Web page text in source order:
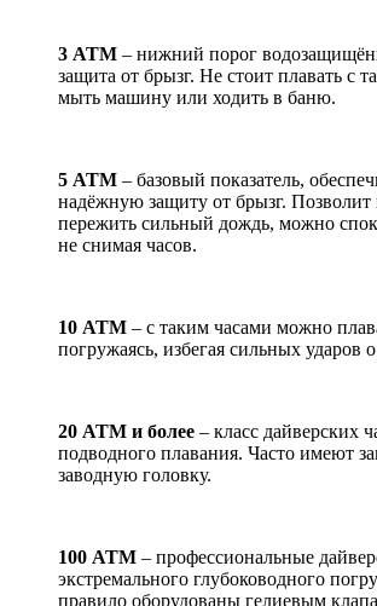
3 АТМ – нижний порог
защита от брызг. Не стоит плавать с
мыть машину или ходить в баню.
5 АТМ – базовый показатель,
надёжную защиту от брызг. Позволит
пережить сильный дождь, можно
не снимая часов.
10 АТМ – с таким часами можно
погружаясь, избегая сильных ударов
20 АТМ и более – класс дайверских
подводного плавания. Часто имеют
заводную головку.
100 АТМ – профессиональные
экстремального глубоководного
правило оборудованы гелиевым